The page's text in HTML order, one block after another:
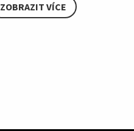
ZOBRAZIT VÍCE